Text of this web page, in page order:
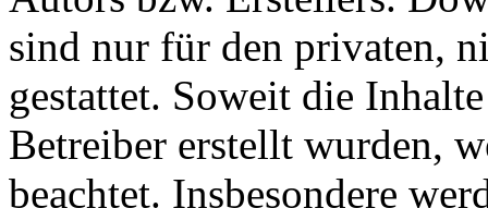
sind nur für den privaten,
gestattet. Soweit die
Betreiber erstellt wurden,
beachtet. Insbesondere